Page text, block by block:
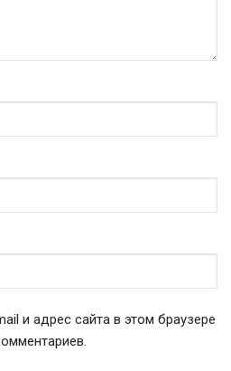
и адрес сайта в этом браузере